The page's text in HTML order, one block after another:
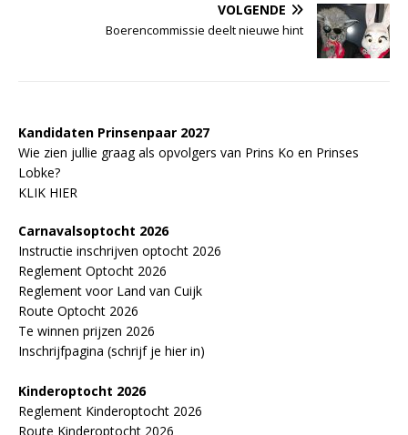
VOLGENDE
Boerencommissie deelt nieuwe hint
Kandidaten Prinsenpaar 2027
Wie zien jullie graag als opvolgers van Prins Ko en Prinses
Lobke?
KLIK HIER
Carnavalsoptocht 2026
Instructie inschrijven optocht 2026
Reglement Optocht 2026
Reglement voor Land van Cuijk
Route Optocht 2026
Te winnen prijzen 2026
Inschrijfpagina (schrijf je hier in)
Kinderoptocht 2026
Reglement Kinderoptocht 2026
Route Kinderoptocht 2026